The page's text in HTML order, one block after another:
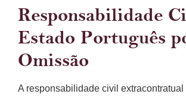
Responsabilidade
Estado Português
Omissão
A responsabilidade civil extracontratual